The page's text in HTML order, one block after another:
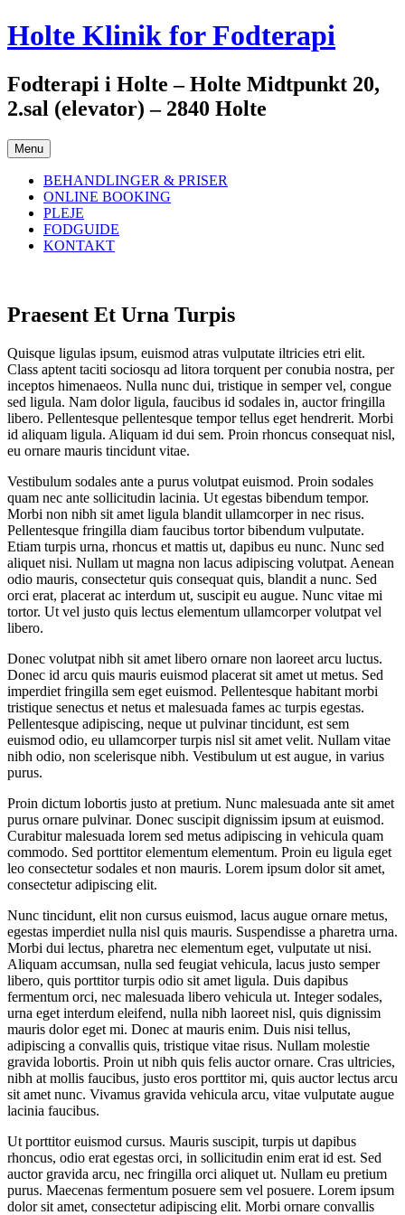
Hop
til
Holte Klinik for Fodterapi
Fodterapi i Holte – Holte Midtpunkt 20,
2.sal (elevator) – 2840 Holte
Menu
BEHANDLINGER & PRISER
ONLINE BOOKING
PLEJE
FODGUIDE
KONTAKT
Praesent Et Urna Turpis
Quisque ligulas ipsum, euismod atras vulputate iltricies etri elit.
Class aptent taciti sociosqu ad litora torquent per conubia nostra, per
inceptos himenaeos. Nulla nunc dui, tristique in semper vel, congue
sed ligula. Nam dolor ligula, faucibus id sodales in, auctor fringilla
libero. Pellentesque pellentesque tempor tellus eget hendrerit. Morbi
id aliquam ligula. Aliquam id dui sem. Proin rhoncus consequat nisl,
eu ornare mauris tincidunt vitae.
Vestibulum sodales ante a purus volutpat euismod. Proin sodales
quam nec ante sollicitudin lacinia. Ut egestas bibendum tempor.
Morbi non nibh sit amet ligula blandit ullamcorper in nec risus.
Pellentesque fringilla diam faucibus tortor bibendum vulputate.
Etiam turpis urna, rhoncus et mattis ut, dapibus eu nunc. Nunc sed
aliquet nisi. Nullam ut magna non lacus adipiscing volutpat. Aenean
odio mauris, consectetur quis consequat quis, blandit a nunc. Sed
orci erat, placerat ac interdum ut, suscipit eu augue. Nunc vitae mi
tortor. Ut vel justo quis lectus elementum ullamcorper volutpat vel
libero.
Donec volutpat nibh sit amet libero ornare non laoreet arcu luctus.
Donec id arcu quis mauris euismod placerat sit amet ut metus. Sed
imperdiet fringilla sem eget euismod. Pellentesque habitant morbi
tristique senectus et netus et malesuada fames ac turpis egestas.
Pellentesque adipiscing, neque ut pulvinar tincidunt, est sem
euismod odio, eu ullamcorper turpis nisl sit amet velit. Nullam vitae
nibh odio, non scelerisque nibh. Vestibulum ut est augue, in varius
purus.
Proin dictum lobortis justo at pretium. Nunc malesuada ante sit amet
purus ornare pulvinar. Donec suscipit dignissim ipsum at euismod.
Curabitur malesuada lorem sed metus adipiscing in vehicula quam
commodo. Sed porttitor elementum elementum. Proin eu ligula eget
leo consectetur sodales et non mauris. Lorem ipsum dolor sit amet,
consectetur adipiscing elit.
Nunc tincidunt, elit non cursus euismod, lacus augue ornare metus,
egestas imperdiet nulla nisl quis mauris. Suspendisse a pharetra urna.
Morbi dui lectus, pharetra nec elementum eget, vulputate ut nisi.
Aliquam accumsan, nulla sed feugiat vehicula, lacus justo semper
libero, quis porttitor turpis odio sit amet ligula. Duis dapibus
fermentum orci, nec malesuada libero vehicula ut. Integer sodales,
urna eget interdum eleifend, nulla nibh laoreet nisl, quis dignissim
mauris dolor eget mi. Donec at mauris enim. Duis nisi tellus,
adipiscing a convallis quis, tristique vitae risus. Nullam molestie
gravida lobortis. Proin ut nibh quis felis auctor ornare. Cras ultricies,
nibh at mollis faucibus, justo eros porttitor mi, quis auctor lectus arcu
sit amet nunc. Vivamus gravida vehicula arcu, vitae vulputate augue
lacinia faucibus.
Ut porttitor euismod cursus. Mauris suscipit, turpis ut dapibus
rhoncus, odio erat egestas orci, in sollicitudin enim erat id est. Sed
auctor gravida arcu, nec fringilla orci aliquet ut. Nullam eu pretium
purus. Maecenas fermentum posuere sem vel posuere. Lorem ipsum
dolor sit amet, consectetur adipiscing elit. Morbi ornare convallis